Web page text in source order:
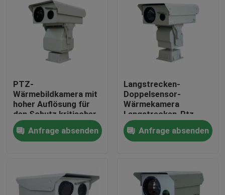
Zu Hause
Über uns
PTZ-
Wärmebildkamera mit
hoher Auflösung für
den Schutz kritischer
Infrastrukturen und
die Überwachung
industrieller Prozesse
Anfrage absenden
Langstrecken-
Doppelsensor-
Wärmekamera
Langstrecken-Ptz-
Kamera Langstrecken-
Sicherheitskamera
Anfrage absenden